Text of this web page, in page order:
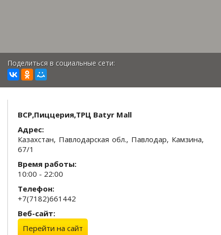
Поделиться в социальные сети:
BCP,Пиццерия,ТРЦ Batyr Mall
Адрес:
Казахстан, Павлодарская обл., Павлодар, Камзина,
67/1
Время работы:
10:00 - 22:00
Телефон:
+7(7182)661442
Веб-сайт:
Перейти на сайт